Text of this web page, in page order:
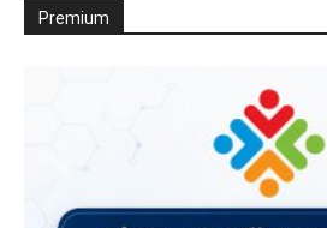
Premium